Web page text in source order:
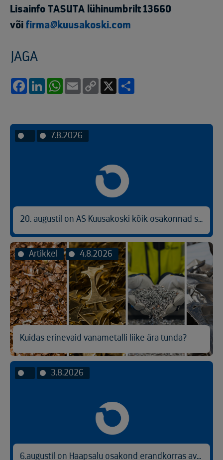
Lisainfo TASUTA lühinumbrilt 13660
või firma@kuusakoski.com
JAGA
FacebookLinkedInWhatsApp
Email
Copy
7.8.2026
20. augustil on AS Kuusakoski kõik osakonnad suletud
Artikkel 4.8.2026
Kuidas erinevaid vanametalli liike ära tunda?
3.8.2026
6.augustil on Haapsalu osakond erandkorras avatud kl 9.00-14.30.